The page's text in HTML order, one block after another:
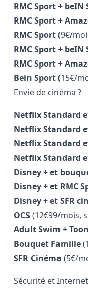
RMC Sport + beIN
RMC Sport +
RMC Sport(9€/
RMC Sport + beIN
RMC Sport +
Bein Sport(15€/
Envie de cinéma ?
Netflix Standard
Netflix Standard
Netflix Standard
Netflix Standard
Disney + et
Disney + et RMC
Disney + et SFR
OCS(12€99/mois,
Adult Swim +
Bouquet Famille
SFR Cinéma (5€/
Sécurité et Internet